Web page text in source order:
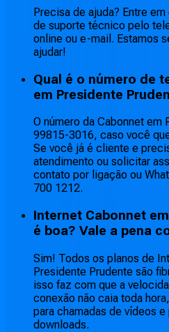
Precisa de ajuda? Entre
de suporte técnico pelo
online ou e-mail. Estamos
ajudar!
Qual é o número de
em Presidente
O número da Cabonnet em
99815-3016, caso você
Se você já é cliente e
atendimento ou solicitar
contato por ligação ou
700 1212.
Internet Cabonnet
é boa? Vale a pena
Sim! Todos os planos de
Presidente Prudente são
isso faz com que a
conexão não caia toda
para chamadas de vídeos
downloads.